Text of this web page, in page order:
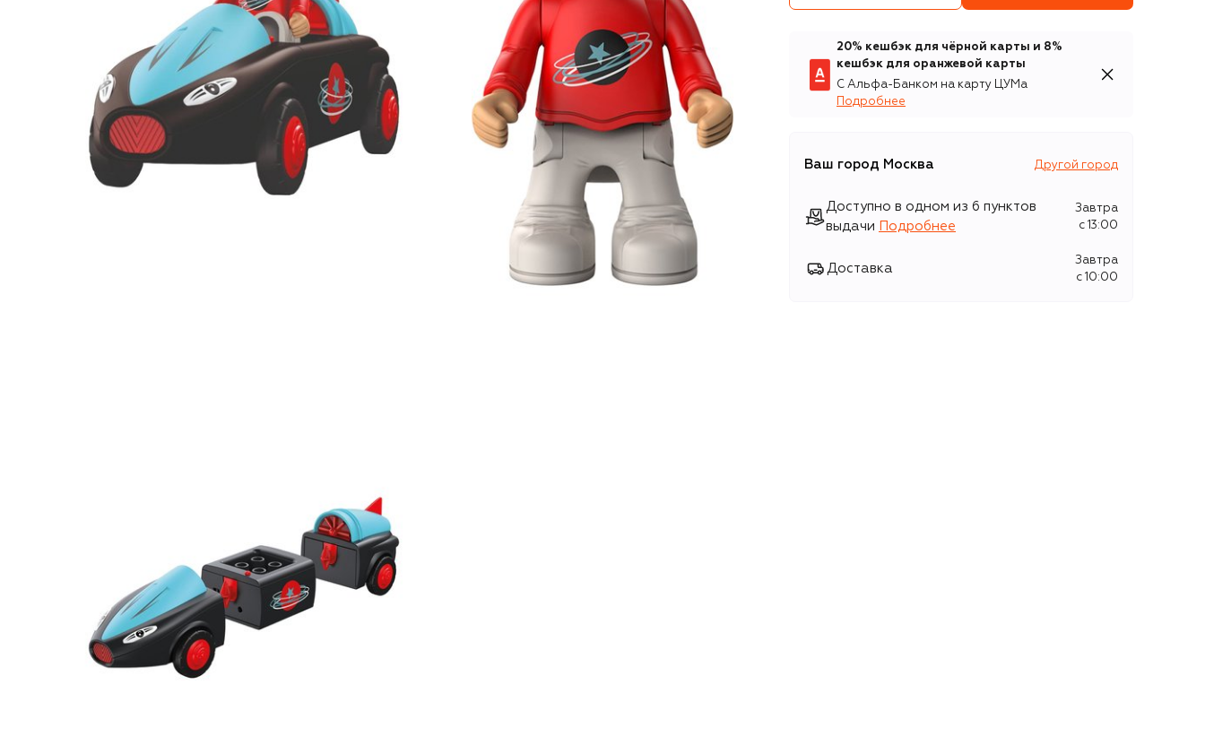
20% кешбэк для чёрной карты и 8%
кешбэк для оранжевой карты
С Альфа-Банком на карту ЦУМа
Подробнее
Ваш город Москва Другой город
Доступно в одном из 6 пунктов
выдачи
Подробнее
Завтра
c 13:00
Доставка
Завтра
c 10:00